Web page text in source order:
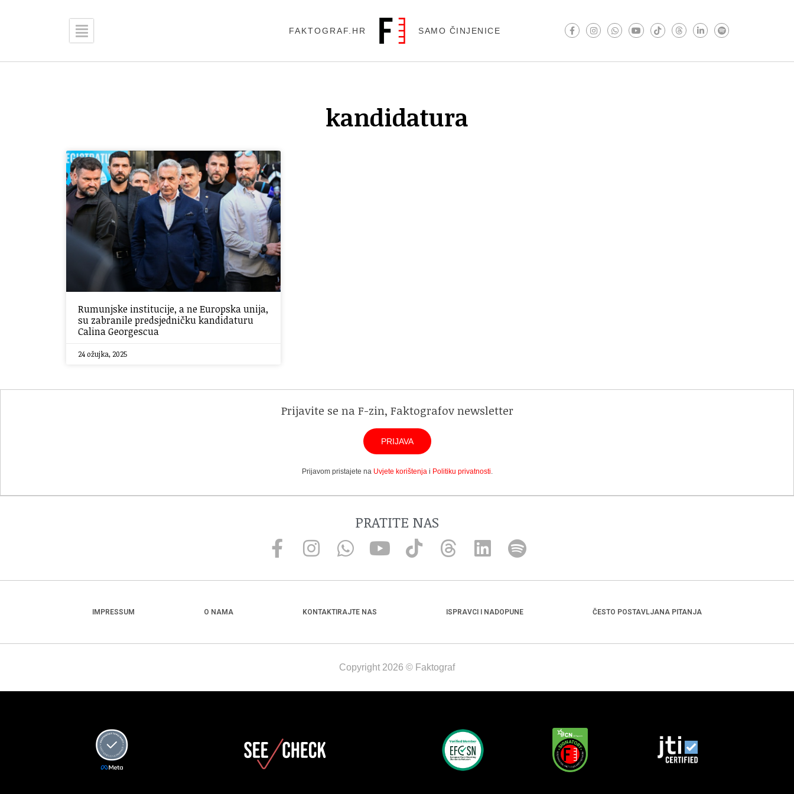
FAKTOGRAF.HR SAMO ČINJENICE
kandidatura
Rumunjske institucije, a ne Europska unija,
su zabranile predsjedničku kandidaturu
Calina Georgescua
24 ožujka, 2025
Prijavite se na F-zin, Faktografov newsletter
PRIJAVA
Prijavom pristajete na Uvjete korištenjai Politiku privatnosti.
PRATITE NAS
IMPRESSUM O NAMA KONTAKTIRAJTE NAS ISPRAVCI I NADOPUNE ČESTO POSTAVLJANA PITANJA
Copyright 2026 © Faktograf